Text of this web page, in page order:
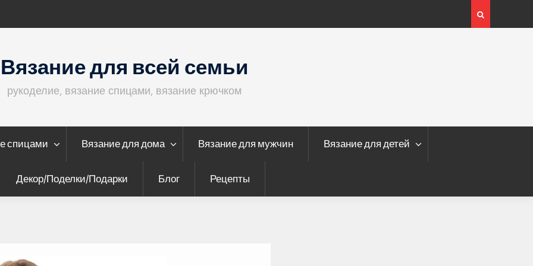
Вязание для всей семьи
рукоделие, вязание спицами, вязание крючком
спицами Вязание для дома Вязание для мужчин Вязание для детей
Декор/Поделки/Подарки Блог Рецепты